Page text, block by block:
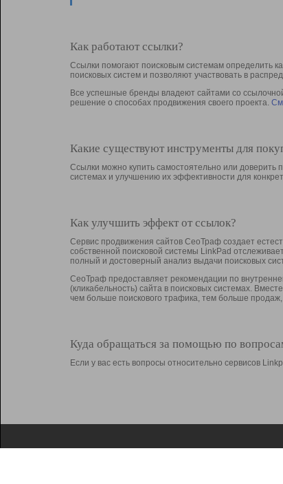
Как работают ссылки?
Ссылки помогают поисковым системам определить
поисковых систем и позволяют участвовать в
Все успешные бренды владеют сайтами со
решение о способах продвижения своего проекта.
Какие существуют инструменты для
Ссылки можно купить самостоятельно или доверить
системах и улучшению их эффективности для
Как улучшить эффект от ссылок?
Сервис продвижения сайтов СеоТраф создает
собственной поисковой системы LinkPad
полный и достоверный анализ выдачи поисковых
СеоТраф предоставляет рекомендации по
(кликабельность) сайта в поисковых системах.
чем больше поискового трафика, тем больше
Куда обращаться за помощью по
Если у вас есть вопросы относительно сервисов